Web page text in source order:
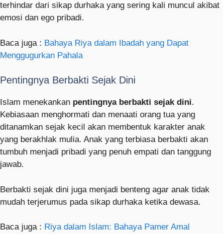
terhindar dari sikap durhaka yang sering kali muncul akibat
emosi dan ego pribadi.
Baca juga : Bahaya Riya dalam Ibadah yang Dapat
Menggugurkan Pahala
Pentingnya Berbakti Sejak Dini
Islam menekankan pentingnya berbakti sejak dini.
Kebiasaan menghormati dan menaati orang tua yang
ditanamkan sejak kecil akan membentuk karakter anak
yang berakhlak mulia. Anak yang terbiasa berbakti akan
tumbuh menjadi pribadi yang penuh empati dan tanggung
jawab.
Berbakti sejak dini juga menjadi benteng agar anak tidak
mudah terjerumus pada sikap durhaka ketika dewasa.
Baca juga : Riya dalam Islam: Bahaya Pamer Amal